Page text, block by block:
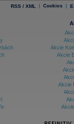
RSS / XML | Cookies |
Akcie
Akcie
Akcie